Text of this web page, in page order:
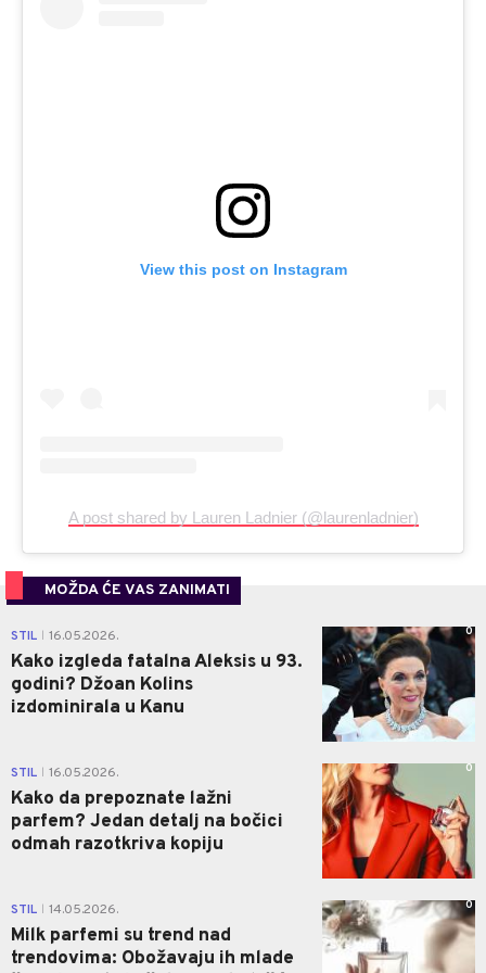
View this post on Instagram
A post shared by Lauren Ladnier (@laurenladnier)
MOŽDA ĆE VAS ZANIMATI
STIL 16.05.2026.
Kako izgleda fatalna Aleksis u 93.
godini? Džoan Kolins
izdominirala u Kanu
0
STIL 16.05.2026.
Kako da prepoznate lažni
parfem? Jedan detalj na bočici
odmah razotkriva kopiju
0
STIL 14.05.2026.
Milk parfemi su trend nad
trendovima: Obožavaju ih mlade
0